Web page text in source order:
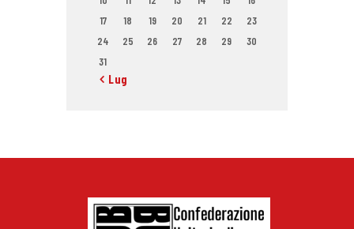
17
18 19 20 21 22
23
24
25 26 27 28 29
30
31
« Lug